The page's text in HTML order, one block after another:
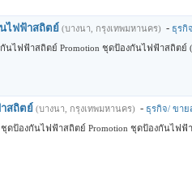
ไฟฟ้าสถิตย์ (บางนา, กรุงเทพมหานคร) - ธุรกิ
นไฟฟ้าสถิตย์ Promotion ชุดป้องกันไฟฟ้าสถิตย์
สถิตย์ (บางนา, กรุงเทพมหานคร) - ธุรกิจ/ ขา
ดป้องกันไฟฟ้าสถิตย์ Promotion ชุดป้องกันไฟฟ้